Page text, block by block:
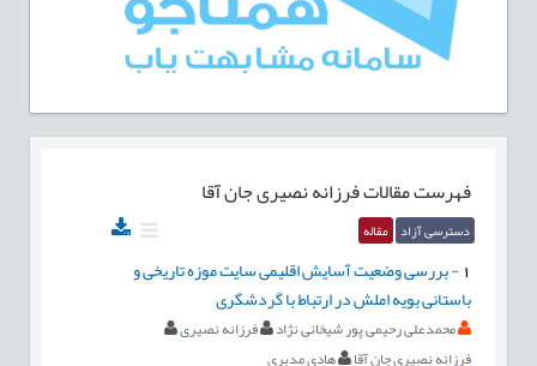
فهرست مقالاتفرزانه نصیری جان آقا
دسترسی آزاد مقاله
-بررسی وضعیت آسایش اقلیمی سایت موزه تاریخی و
باستانی بویه املش در ارتباط با گردشگری
محمدعلی رحیمی پور شیخانی نژاد
فرزانه نصیری
فرزانه نصیری جان آقا
هادی مدبری